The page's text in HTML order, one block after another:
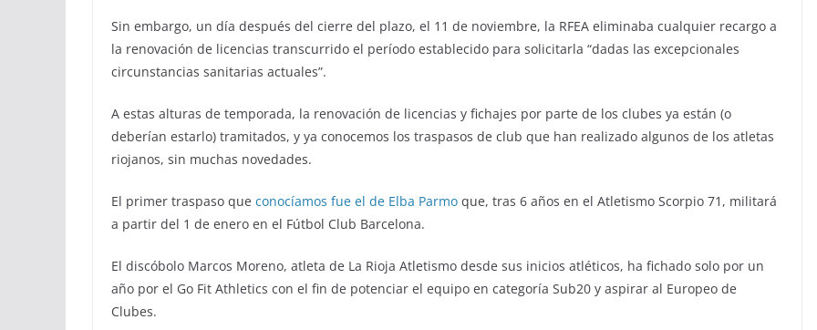
Sin embargo, un día después del cierre del plazo, el 11 de noviembre, la RFEA eliminaba cualquier recargo a
la renovación de licencias transcurrido el período establecido para solicitarla “dadas las excepcionales
circunstancias sanitarias actuales”.
A estas alturas de temporada, la renovación de licencias y fichajes por parte de los clubes ya están (o
deberían estarlo) tramitados, y ya conocemos los traspasos de club que han realizado algunos de los atletas
riojanos, sin muchas novedades.
El primer traspaso que conocíamos fue el de Elba Parmo que, tras 6 años en el Atletismo Scorpio 71, militará
a partir del 1 de enero en el Fútbol Club Barcelona.
El discóbolo Marcos Moreno, atleta de La Rioja Atletismo desde sus inicios atléticos, ha fichado solo por un
año por el Go Fit Athletics con el fin de potenciar el equipo en categoría Sub20 y aspirar al Europeo de
Clubes.